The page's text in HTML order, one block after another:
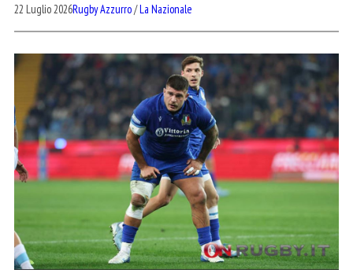
22 Luglio 2026Rugby Azzurro/La Nazionale